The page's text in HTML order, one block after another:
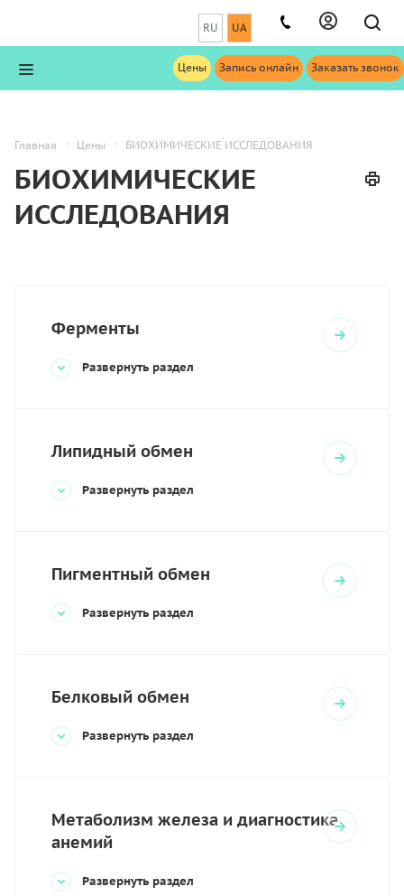
RU UA
Цены Запись онлайн Заказать звонок
Главная Цены БИОХИМИЧЕСКИЕ ИССЛЕДОВАНИЯ
БИОХИМИЧЕСКИЕ
ИССЛЕДОВАНИЯ
Ферменты
Развернуть раздел
Липидный обмен
Развернуть раздел
Пигментный обмен
Развернуть раздел
Белковый обмен
Развернуть раздел
Метаболизм железа и диагностика
анемий
Развернуть раздел